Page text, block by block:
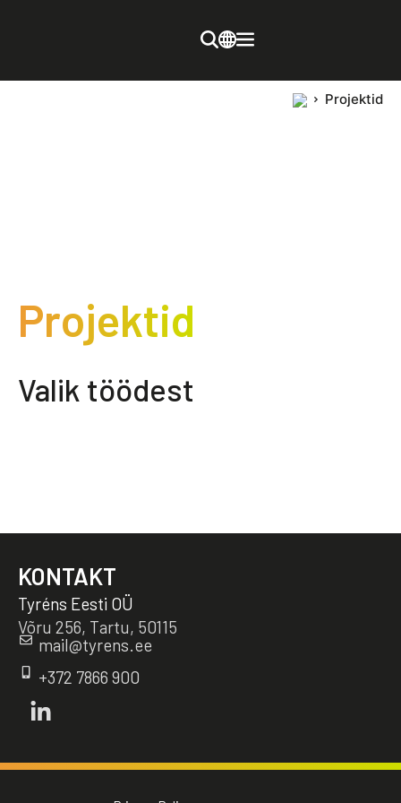
Projektid
Projektid
Valik töödest
KONTAKT
Tyréns Eesti OÜ
Võru 256, Tartu, 50115
mail@tyrens.ee
+372 7866 900